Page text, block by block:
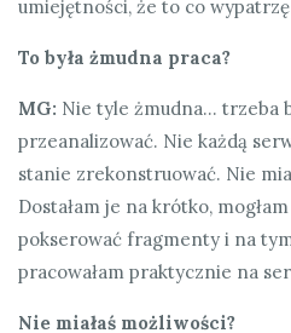
umiejętności, że to co
To była żmudna praca?
MG: Nie tyle żmudna… trzeba
przeanalizować. Nie każdą
stanie zrekonstruować. Nie
Dostałam je na krótko,
pokserować fragmenty i na
pracowałam praktycznie na
Nie miałaś możliwości?